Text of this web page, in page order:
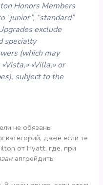
Honors Members
“junior”, “standard”
exclude
specialty
(which may
«Villa,» or
subject to the
не обязаны
категорий, даже если те
от Hyatt, где, при
апгрейдить